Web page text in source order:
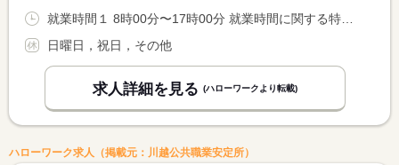
日曜日，祝日，その他
求人詳細を見る (ハローワークより転載)
ハローワーク求人（掲載元：川越公共職業安定所）